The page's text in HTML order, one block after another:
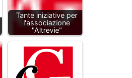
Tante iniziative per
l'associazione
"Altrevie"